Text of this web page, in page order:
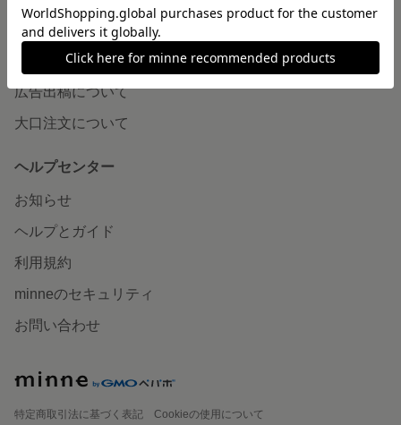
minneの本
企業の方へ
広告出稿について
大口注文について
ヘルプセンター
お知らせ
ヘルプとガイド
利用規約
minneのセキュリティ
お問い合わせ
特定商取引法に基づく表記
Cookieの使用について